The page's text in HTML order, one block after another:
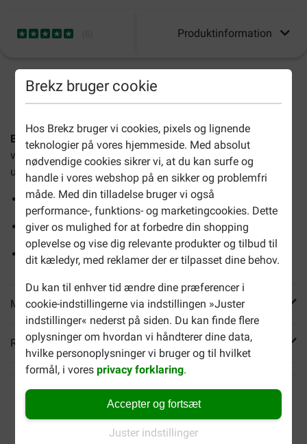
Brekz bruger cookie
Hos Brekz bruger vi cookies, pixels og lignende
teknologier på vores hjemmeside. Med absolut
nødvendige cookies sikrer vi, at du kan surfe og
handle i vores webshop på en sikker og problemfri
måde. Med din tilladelse bruger vi også
performance-, funktions- og marketingcookies. Dette
giver os mulighed for at forbedre din shopping
oplevelse og vise dig relevante produkter og tilbud til
dit kæledyr, med reklamer der er tilpasset dine behov.
Du kan til enhver tid ændre dine præferencer i
cookie-indstillingerne via indstillingen »Juster
indstillinger« nederst på siden. Du kan finde flere
oplysninger om hvordan vi håndterer dine data,
hvilke personoplysninger vi bruger og til hvilket
formål, i voresprivacy forklaring.
Accepter og fortsæt
Juster indstillinger
Produktinformation
2-4 arbejdsdage, medmindre andet er angivet
BF Petfood Fårefedt Mini Bonbons med havtang
velsmagende snack baseret på fårefedt, som også
understøtter din hunds sundhed.
Understøtter pels, hud og fordøjelse
Rig på sunde fedtsyrer
Beriget med vitaminer
Mere info
Reviews